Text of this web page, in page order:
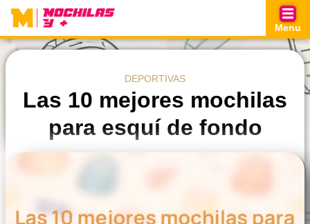
Skip
content
Menu
DEPORTIVAS
Las 10 mejores mochilas
para esquí de fondo